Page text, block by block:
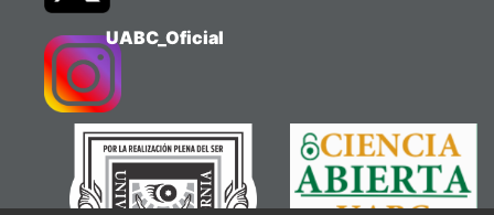
UABC_Oficial